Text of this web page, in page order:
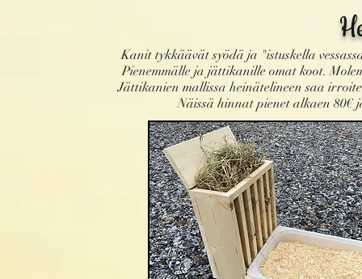
Kanit tykkäävät syödä ja "istuskella
Pienemmälle ja jättikanille omat koot.
Jättikanien mallissa heinätelineen saa
Näissä hinnat pienet alkaen 80€